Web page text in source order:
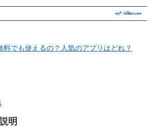
料でも使えるの？人気のアプリはどれ？
明